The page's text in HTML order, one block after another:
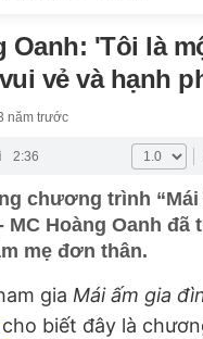
Oanh: 'Tôi là
vẻ và hạnh
năm trước
2:36
chương trình “Mái
MC Hoàng Oanh đã
mẹ đơn thân.
gia Mái ấm gia
cho biết đây là